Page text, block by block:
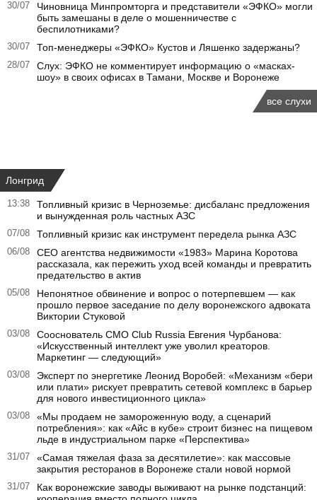
30/07
Чиновница Минпромторга и представители «ЭФКО» могли
быть замешаны в деле о мошенничестве с
беспилотниками?
30/07 Топ-менеджеры «ЭФКО» Кустов и Ляшенко задержаны?
28/07
Слух: ЭФКО не комментирует информацию о «масках-
шоу» в своих офисах в Тамани, Москве и Воронеже
все слухи
Лонгрид
13:38
Топливный кризис в Черноземье: дисбаланс предложения
и вынужденная роль частных АЗС
07/08 Топливный кризис как инструмент передела рынка АЗС
06/08
CEO агентства недвижимости «1983» Марина Коротова
рассказала, как пережить уход всей команды и превратить
предательство в актив
05/08
Непонятное обвинение и вопрос о потерпевшем — как
прошло первое заседание по делу воронежского адвоката
Виктории Стуковой
03/08
Сооснователь CMO Club Russia Евгения Чурбанова:
«Искусственный интеллект уже уволил креаторов.
Маркетинг — следующий»
03/08
Эксперт по энергетике Леонид Воробей: «Механизм «бери
или плати» рискует превратить сетевой комплекс в барьер
для нового инвестиционного цикла»
03/08
«Мы продаем не замороженную воду, а сценарий
потребления»: как «Айс в кубе» строит бизнес на пищевом
льде в индустриальном парке «Перспектива»
31/07
«Самая тяжелая фаза за десятилетие»: как массовые
закрытия ресторанов в Воронеже стали новой нормой
31/07
Как воронежские заводы выживают на рынке подстанций: